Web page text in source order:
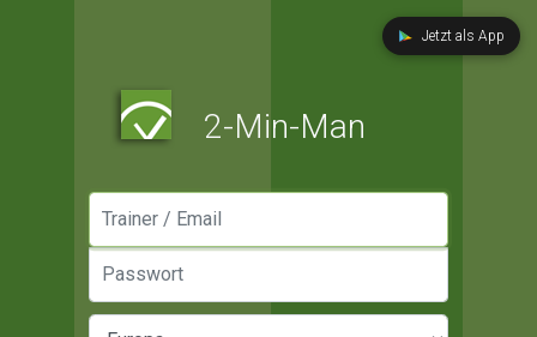
Jetzt als App
2-Min-Man